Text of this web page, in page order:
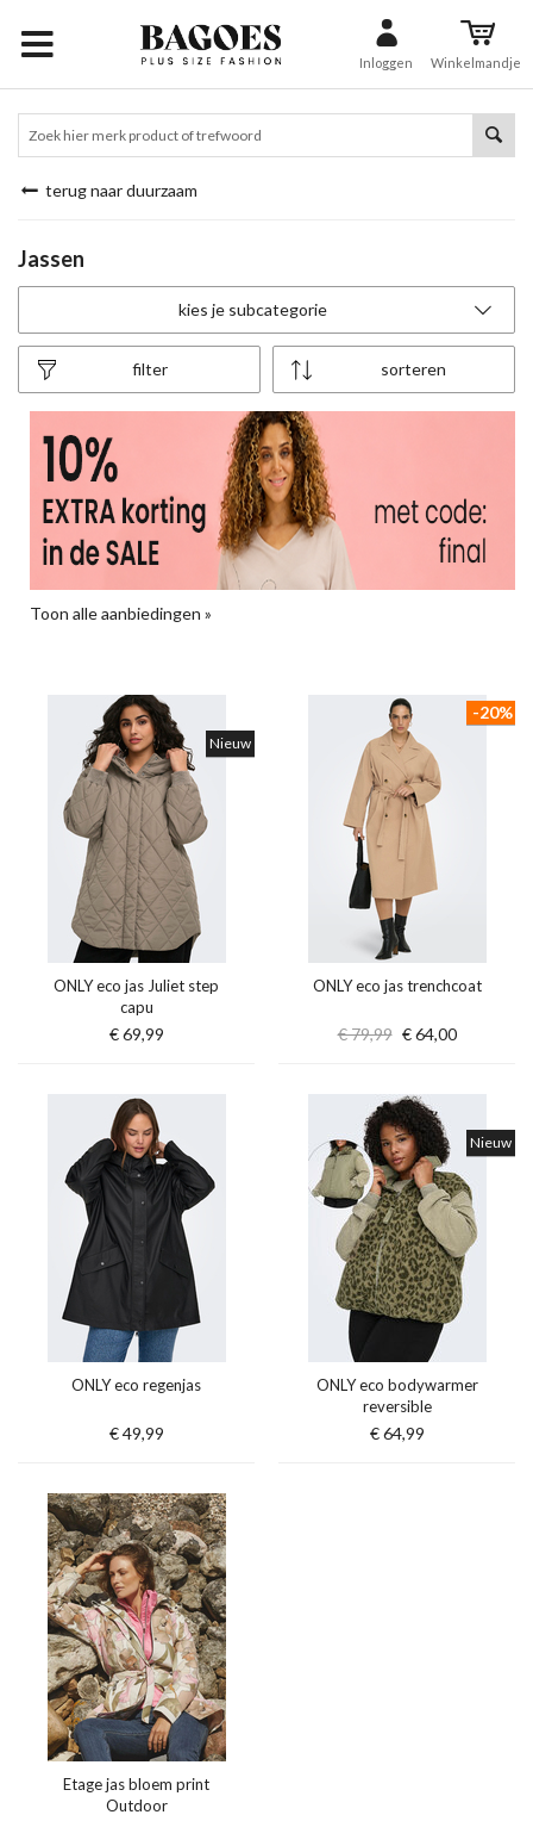
Inloggen Winkelmandje
terug naar duurzaam
Jassen
kies je subcategorie
sorteren
filter
Toon alle aanbiedingen »
Nieuw
ONLY eco jas Juliet step
capu
€ 69,99
ONLY eco jas trenchcoat
€ 79,99 € 64,00
-20%
ONLY eco regenjas
€ 49,99
Nieuw
ONLY eco bodywarmer
reversible
€ 64,99
Etage jas bloem print
Outdoor